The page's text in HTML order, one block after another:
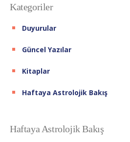
Kategoriler
Duyurular
Güncel Yazılar
Kitaplar
Haftaya Astrolojik Bakış
Haftaya Astrolojik Bakış